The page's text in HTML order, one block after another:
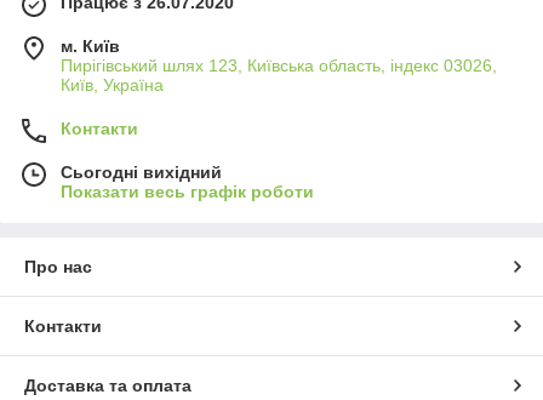
м. Київ
Пирігівський шлях 123, Київська область, індекс 03026,
Київ, Україна
Контакти
Сьогодні вихідний
Показати весь графік роботи
Про нас
Контакти
Доставка та оплата